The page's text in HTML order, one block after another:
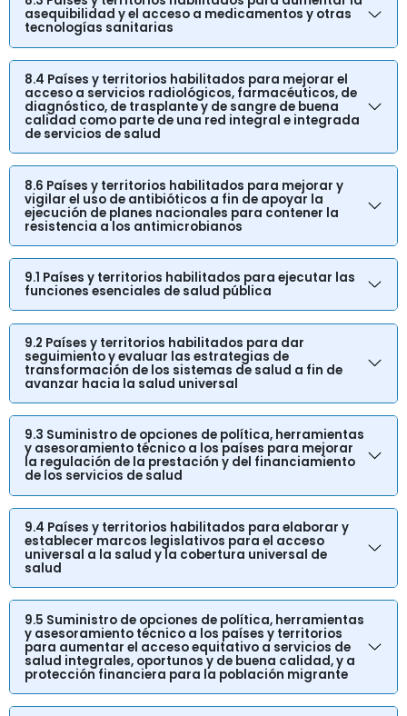
asequibilidad y el acceso a medicamentos y otras
tecnologías sanitarias
8.4 Países y territorios habilitados para mejorar el
acceso a servicios radiológicos, farmacéuticos, de
diagnóstico, de trasplante y de sangre de buena
calidad como parte de una red integral e integrada
de servicios de salud
8.6 Países y territorios habilitados para mejorar y
vigilar el uso de antibióticos a fin de apoyar la
ejecución de planes nacionales para contener la
resistencia a los antimicrobianos
9.1 Países y territorios habilitados para ejecutar las
funciones esenciales de salud pública
9.2 Países y territorios habilitados para dar
seguimiento y evaluar las estrategias de
transformación de los sistemas de salud a fin de
avanzar hacia la salud universal
9.3 Suministro de opciones de política, herramientas
y asesoramiento técnico a los países para mejorar
la regulación de la prestación y del financiamiento
de los servicios de salud
9.4 Países y territorios habilitados para elaborar y
establecer marcos legislativos para el acceso
universal a la salud y la cobertura universal de
salud
9.5 Suministro de opciones de política, herramientas
y asesoramiento técnico a los países y territorios
para aumentar el acceso equitativo a servicios de
salud integrales, oportunos y de buena calidad, y a
protección financiera para la población migrante